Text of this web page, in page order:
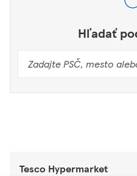
Hľadať
Tesco Hypermarket